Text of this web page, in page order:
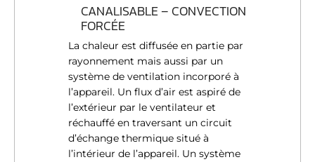
CANALISABLE – CONVECTION
FORCÉE
La chaleur est diffusée en partie par
rayonnement mais aussi par un
système de ventilation incorporé à
l’appareil. Un flux d’air est aspiré de
l’extérieur par le ventilateur et
réchauffé en traversant un circuit
d’échange thermique situé à
l’intérieur de l’appareil. Un système